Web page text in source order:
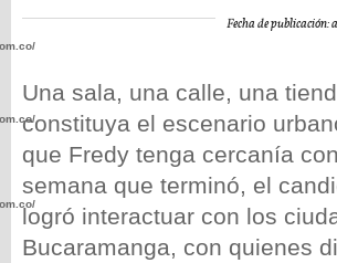
Fecha de publicación:
Una sala, una calle, una
constituya el escenario
que Fredy tenga cercanía
semana que terminó, el
logró interactuar con los
Bucaramanga, con quienes
wp-
wp-
wp-